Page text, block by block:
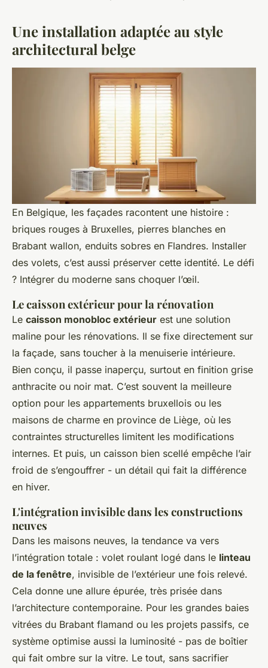
Une installation adaptée au style
architectural belge
En Belgique, les façades racontent une histoire :
briques rouges à Bruxelles, pierres blanches en
Brabant wallon, enduits sobres en Flandres. Installer
des volets, c’est aussi préserver cette identité. Le défi
? Intégrer du moderne sans choquer l’œil.
Le caisson extérieur pour la rénovation
Le caisson monobloc extérieur est une solution
maline pour les rénovations. Il se fixe directement sur
la façade, sans toucher à la menuiserie intérieure.
Bien conçu, il passe inaperçu, surtout en finition grise
anthracite ou noir mat. C’est souvent la meilleure
option pour les appartements bruxellois ou les
maisons de charme en province de Liège, où les
contraintes structurelles limitent les modifications
internes. Et puis, un caisson bien scellé empêche l’air
froid de s’engouffrer - un détail qui fait la différence
en hiver.
L'intégration invisible dans les constructions
neuves
Dans les maisons neuves, la tendance va vers
l’intégration totale : volet roulant logé dans le linteau
de la fenêtre, invisible de l’extérieur une fois relevé.
Cela donne une allure épurée, très prisée dans
l’architecture contemporaine. Pour les grandes baies
vitrées du Brabant flamand ou les projets passifs, ce
système optimise aussi la luminosité - pas de boîtier
qui fait ombre sur la vitre. Le tout, sans sacrifier